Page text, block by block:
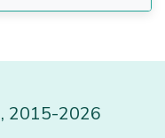
, 2015-2026